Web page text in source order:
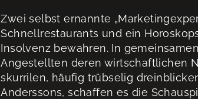
Zwei selbst ernannte
Schnellrestaurants und ein
Insolvenz bewahren. In
Angestellten deren wirtschaftlichen
skurrilen, häufig trübselig
Anderssons, schaffen es die